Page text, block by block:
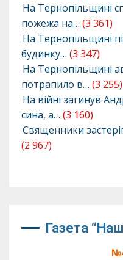
На Тернопільщині
пожежа на… (3 361)
На Тернопільщині
будинку… (3 347)
На Тернопільщині
потрапило в… (3 255)
На війні загинув
сина, а… (3 160)
Священники
(2 967)
Газета